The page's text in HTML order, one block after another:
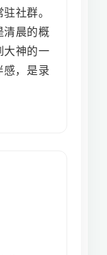
驻社群。
清晨的概
大神的一
感，是录